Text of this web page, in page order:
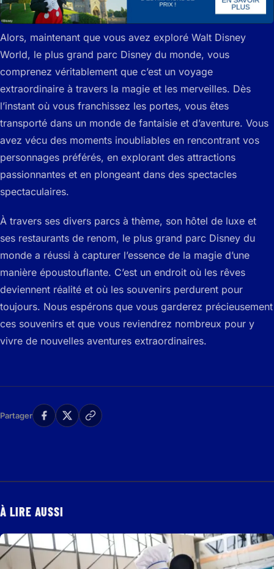
Alors, maintenant que vous avez exploré Walt Disney
World, le plus grand parc Disney du monde, vous
comprenez véritablement que c’est un voyage
extraordinaire à travers la magie et les merveilles. Dès
l’instant où vous franchissez les portes, vous êtes
transporté dans un monde de fantaisie et d’aventure. Vous
avez vécu des moments inoubliables en rencontrant vos
personnages préférés, en explorant des attractions
passionnantes et en plongeant dans des spectacles
spectaculaires.
À travers ses divers parcs à thème, son hôtel de luxe et
ses restaurants de renom, le plus grand parc Disney du
monde a réussi à capturer l’essence de la magie d’une
manière époustouflante. C’est un endroit où les rêves
deviennent réalité et où les souvenirs perdurent pour
toujours. Nous espérons que vous garderez précieusement
ces souvenirs et que vous reviendrez nombreux pour y
vivre de nouvelles aventures extraordinaires.
Partager
À LIRE AUSSI